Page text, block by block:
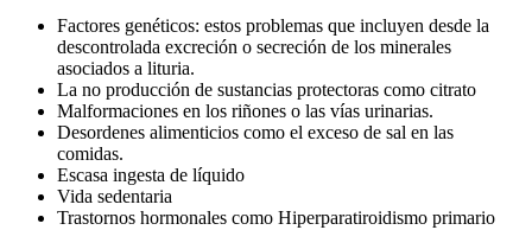
Factores genéticos: estos problemas que incluyen desde la
descontrolada excreción o secreción de los minerales
asociados a lituria.
La no producción de sustancias protectoras como citrato
Malformaciones en los riñones o las vías urinarias.
Desordenes alimenticios como el exceso de sal en las
comidas.
Escasa ingesta de líquido
Vida sedentaria
Trastornos hormonales como Hiperparatiroidismo primario